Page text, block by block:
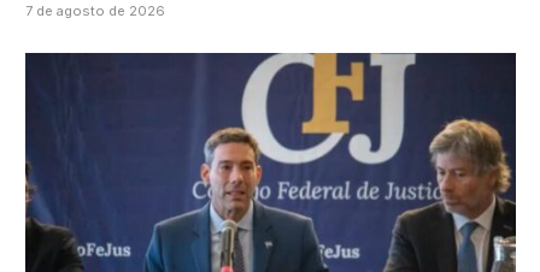
7 de agosto de 2026